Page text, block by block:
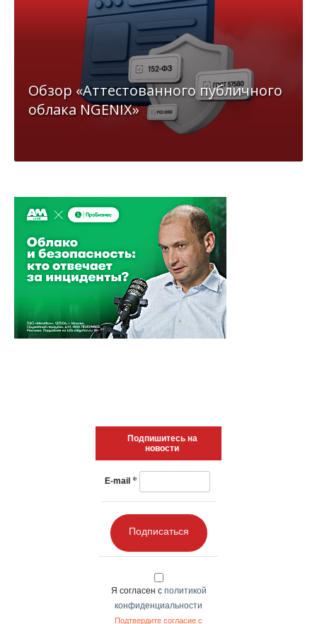
Обзор «Аттестованного публичного
облака NGENIX»
Подпишитесь на
новости
E-mail *
Подписаться
Я согласен с политикой
конфиденциальности
Подтвердите согласие с